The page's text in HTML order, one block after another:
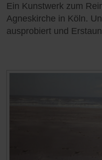
Ein Kunstwerk zum
Agneskirche in Köln.
ausprobiert und